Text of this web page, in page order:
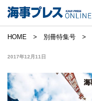
HOME 別冊特集号
2017年12月11日